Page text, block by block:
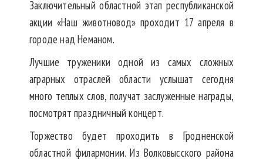
Заключительный областной этап республиканской
акции «Наш животновод» проходит 17 апреля в
городе над Неманом.
Лучшие труженики одной из самых сложных
аграрных отраслей области услышат сегодня
много теплых слов, получат заслуженные награды,
посмотрят праздничный концерт.
Торжество будет проходить в Гродненской
областной филармонии. Из Волковысского района